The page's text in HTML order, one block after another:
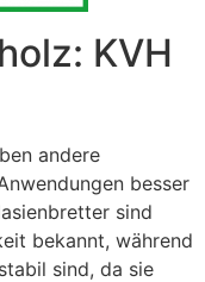
KVH
andere
besser
sind
bekannt, während
sind, da sie